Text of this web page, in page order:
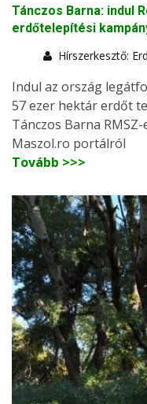
Tánczos Barna: indul
erdőtelepítési
Hírszerkesztő:
Indul az ország
57 ezer hektár erdőt
Tánczos Barna
Maszol.ro portálról
Tovább >>>